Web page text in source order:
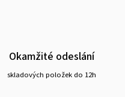
Okamžité odeslání
skladových položek do 12h